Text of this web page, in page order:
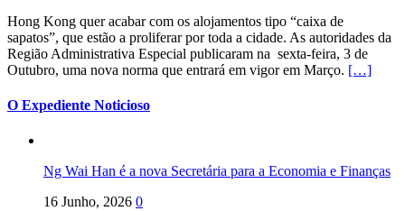
Hong Kong quer acabar com os alojamentos tipo “caixa de
sapatos”, que estão a proliferar por toda a cidade. As autoridades da
Região Administrativa Especial publicaram na sexta-feira, 3 de
Outubro, uma nova norma que entrará em vigor em Março. […]
O Expediente Noticioso
Ng Wai Han é a nova Secretária para a Economia e Finanças
16 Junho, 2026 0